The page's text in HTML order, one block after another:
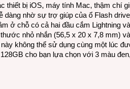
thiết bị iOS, máy tính Mac, thậm chí
dàng nhờ sự trợ giúp của ổ Flash drive
ở chỗ có cả hai đầu cắm Lightning
nhỏ nhắn (56,5 x 20 x 7,8 mm)
không thể sử dụng cùng một lúc
cho bạn lựa chọn với 3 màu